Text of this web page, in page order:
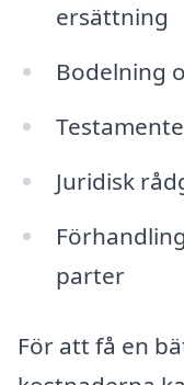
ersättning
Bodelning
Juridisk
parter
För att få en